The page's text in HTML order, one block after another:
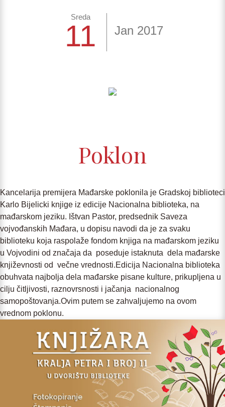
Sreda
11 Jan 2017
Poklon
Kancelarija premijera Mađarske poklonila je Gradskoj biblioteci
Karlo Bijelicki knjige iz edicije Nacionalna biblioteka, na
mađarskom jeziku. Ištvan Pastor, predsednik Saveza
vojvođanskih Mađara, u dopisu navodi da je za svaku
biblioteku koja raspolaže fondom knjiga na mađarskom jeziku
u Vojvodini od značaja da poseduje istaknuta dela mađarske
književnosti od večne vrednosti.Edicija Nacionalna biblioteka
obuhvata najbolja dela mađarske pisane kulture, prikupljena u
cilju čitljivosti, raznovrsnosti i jačanja nacionalnog
samopoštovanja.Ovim putem se zahvaljujemo na ovom
vrednom poklonu.